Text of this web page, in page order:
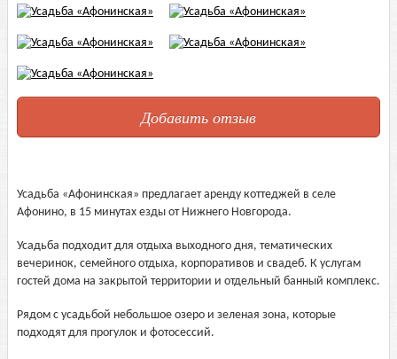
Добавить отзыв
Усадьба «Афонинская» предлагает аренду коттеджей в селе
Афонино, в 15 минутах езды от Нижнего Новгорода.
Усадьба подходит для отдыха выходного дня, тематических
вечеринок, семейного отдыха, корпоративов и свадеб. К услугам
гостей дома на закрытой территории и отдельный банный комплекс.
Рядом с усадьбой небольшое озеро и зеленая зона, которые
подходят для прогулок и фотосессий.